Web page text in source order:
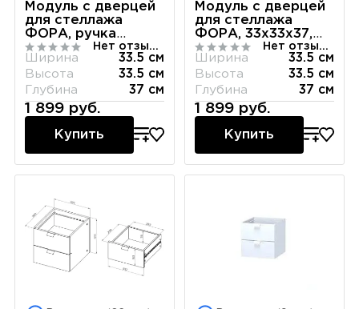
Модуль с дверцей
для стеллажа
ФОРА, ручка
металл, 33х33х37,
белый
Нет отзывов
Ширина
33.5 см
Высота
33.5 см
Глубина
37 см
1 899 руб.
Купить
Модуль с дверцей
для стеллажа
ФОРА, 33х33х37,
белый
Нет отзывов
Ширина
33.5 см
Высота
33.5 см
Глубина
37 см
1 899 руб.
Купить